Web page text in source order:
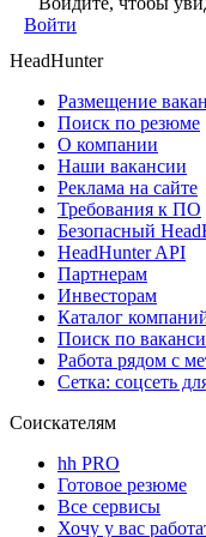
Войти
HeadHunter
Размещение
Поиск по резюме
О компании
Наши вакансии
Реклама на сайте
Требования к ПО
Безопасный
HeadHunter API
Партнерам
Инвесторам
Каталог
Поиск по
Работа рядом с
Сетка: соцсеть
Соискателям
hh PRO
Готовое резюме
Все сервисы
Хочу у вас